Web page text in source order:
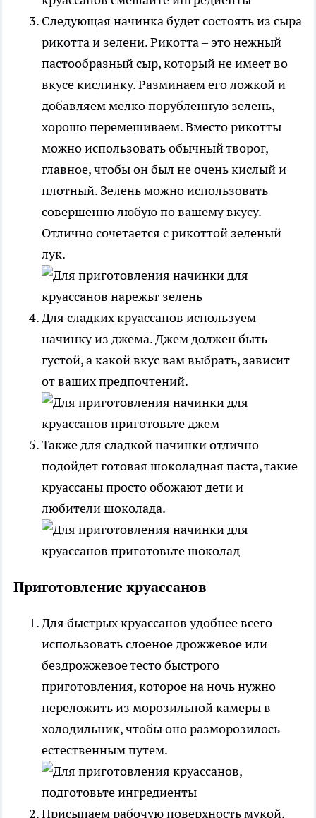
Следующая начинка будет состоять из сыра
рикотта и зелени. Рикотта – это нежный
пастообразный сыр, который не имеет во
вкусе кислинку. Разминаем его ложкой и
добавляем мелко порубленную зелень,
хорошо перемешиваем. Вместо рикотты
можно использовать обычный творог,
главное, чтобы он был не очень кислый и
плотный. Зелень можно использовать
совершенно любую по вашему вкусу.
Отлично сочетается с рикоттой зеленый
лук.
Для сладких круассанов используем
начинку из джема. Джем должен быть
густой, а какой вкус вам выбрать, зависит
от ваших предпочтений.
Также для сладкой начинки отлично
подойдет готовая шоколадная паста, такие
круассаны просто обожают дети и
любители шоколада.
Приготовление круассанов
Для быстрых круассанов удобнее всего
использовать слоеное дрожжевое или
бездрожжевое тесто быстрого
приготовления, которое на ночь нужно
переложить из морозильной камеры в
холодильник, чтобы оно разморозилось
естественным путем.
Присыпаем рабочую поверхность мукой,